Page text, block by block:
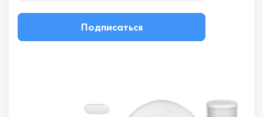
Подписаться